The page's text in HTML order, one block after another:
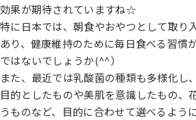
効果が期待されていますね☆
特に日本では、朝食やおやつとして取り
あり、健康維持のために毎日食べる習慣
ではないでしょうか(^^）
また、最近では乳酸菌の種類も多様化し
目的としたものや美肌を意識したもの、
うものなど、目的に合わせて選べるよう